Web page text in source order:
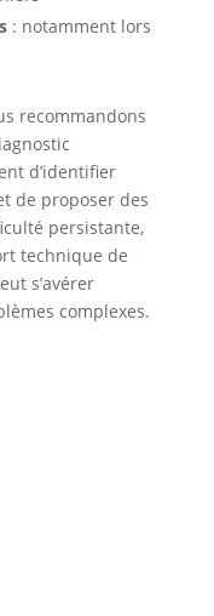
: notamment lors
recommandons
d’identifier
de proposer des
persistante,
technique de
s’avérer
complexes.